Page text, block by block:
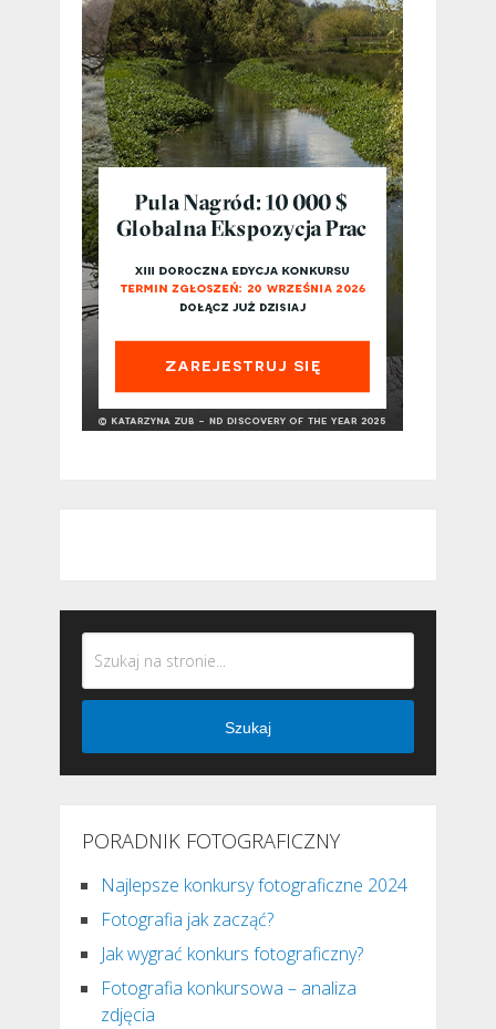
Szukaj
PORADNIK FOTOGRAFICZNY
Najlepsze konkursy fotograficzne 2024
Fotografia jak zacząć?
Jak wygrać konkurs fotograficzny?
Fotografia konkursowa – analiza
zdjęcia